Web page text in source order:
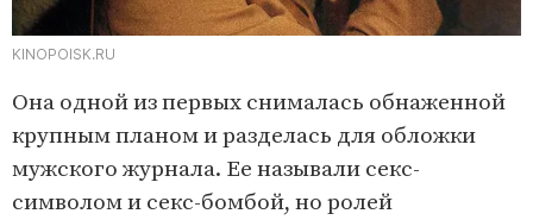
KINOPOISK.RU
Она одной из первых снималась обнаженной
крупным планом и разделась для обложки
мужского журнала. Ее называли секс-
символом и секс-бомбой, но ролей